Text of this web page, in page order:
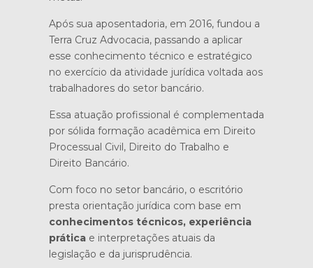
Após sua aposentadoria, em 2016, fundou a
Terra Cruz Advocacia, passando a aplicar
esse conhecimento técnico e estratégico
no exercício da atividade jurídica voltada aos
trabalhadores do setor bancário.
Essa atuação profissional é complementada
por sólida formação acadêmica em Direito
Processual Civil, Direito do Trabalho e
Direito Bancário.
Com foco no setor bancário, o escritório
presta orientação jurídica com base em
conhecimentos técnicos, experiência
prática e interpretações atuais da
legislação e da jurisprudência.